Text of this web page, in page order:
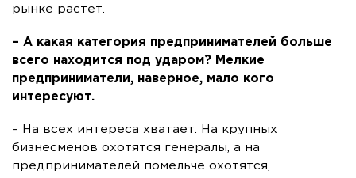
рынке растет.
– А какая категория предпринимателей больше
всего находится под ударом? Мелкие
предприниматели, наверное, мало кого
интересуют.
– На всех интереса хватает. На крупных
бизнесменов охотятся генералы, а на
предпринимателей помельче охотятся,